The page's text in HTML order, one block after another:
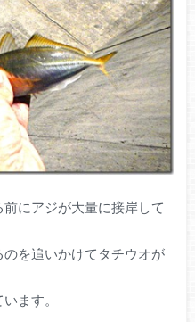
にアジが大量に接岸して
を追いかけてタチウオが
ます。